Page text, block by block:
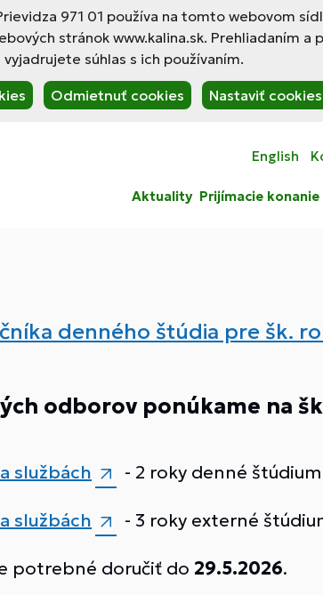
971 01 používa na tomto webovom
stránok www.kalina.sk. Prehliadaním
vyjadrujete súhlas s ich používaním.
Odmietnuť cookies Nastaviť cookies
English
Aktuality Prijímacie konanie
denného štúdia pre šk.
odborov ponúkame na
službách - 2 roky denné štúdium
službách - 3 roky externé
potrebné doručiť do 29.5.2026.